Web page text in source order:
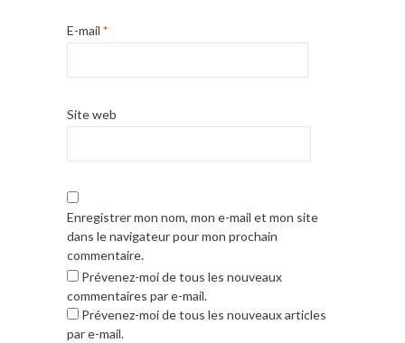
E-mail *
Site web
Enregistrer mon nom, mon e-mail et mon site
dans le navigateur pour mon prochain
commentaire.
Prévenez-moi de tous les nouveaux
commentaires par e-mail.
Prévenez-moi de tous les nouveaux articles
par e-mail.